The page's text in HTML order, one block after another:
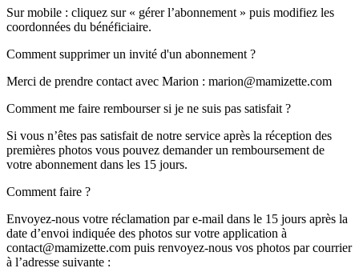
Sur mobile : cliquez sur « gérer l’abonnement » puis modifiez les
coordonnées du bénéficiaire.
Comment supprimer un invité d'un abonnement ?
Merci de prendre contact avec Marion : marion@mamizette.com
Comment me faire rembourser si je ne suis pas satisfait ?
Si vous n’êtes pas satisfait de notre service après la réception des
premières photos vous pouvez demander un remboursement de
votre abonnement dans les 15 jours.
Comment faire ?
Envoyez-nous votre réclamation par e-mail dans le 15 jours après la
date d’envoi indiquée des photos sur votre application à
contact@mamizette.com puis renvoyez-nous vos photos par courrier
à l’adresse suivante :